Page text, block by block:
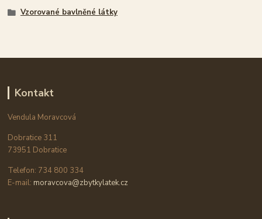
Vzorované bavlněné látky
Kontakt
Vendula Moravcová
Dobratice 311
73951 Dobratice
Telefon: 734 800 334
E-mail: moravcova@zbytkylatek.cz